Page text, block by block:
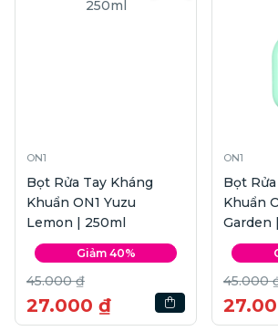
ON1
Bọt Rửa Tay Kháng
Khuẩn ON1 Yuzu
Lemon | 250ml
Giảm 40%
45.000 ₫
27.000 ₫
ON1
Bọt
Khuẩn
Garden
45.000